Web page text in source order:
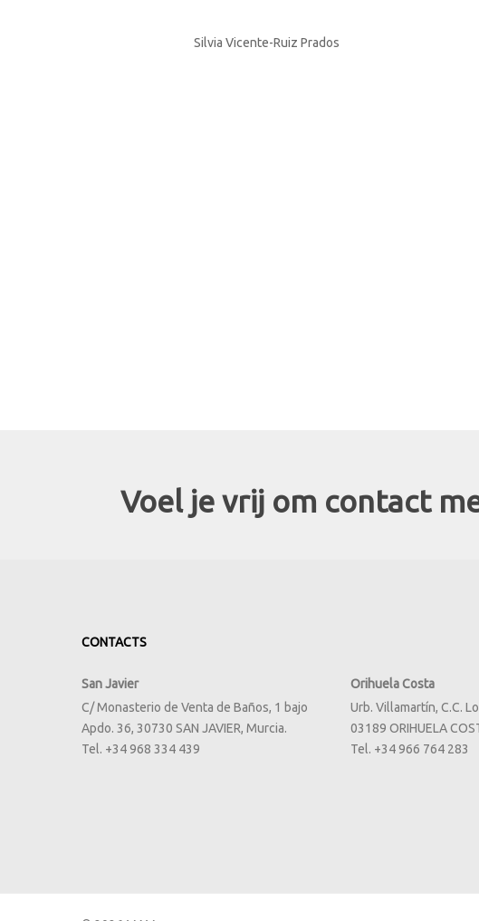
Silvia Vicente-Ruiz Prados
Voel je vrij om contact
CONTACTS
San Javier
C/ Monasterio de Venta de Baños, 1 bajo
Apdo. 36, 30730 SAN JAVIER, Murcia.
Tel. +34 968 334 439
Orihuela Costa
Urb. Villamartín, C.C.
03189 ORIHUELA
Tel. +34 966 764 283